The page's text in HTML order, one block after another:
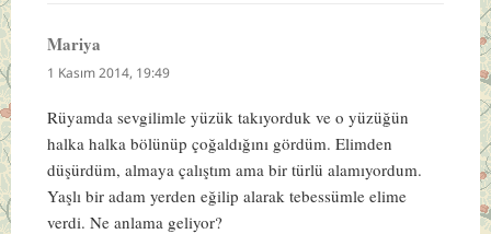
Mariya
ki:
1 Kasım 2014, 19:49
Rüyamda sevgilimle yüzük takıyorduk ve o yüzüğün
halka halka bölünüp çoğaldığını gördüm. Elimden
düşürdüm, almaya çalıştım ama bir türlü alamıyordum.
Yaşlı bir adam yerden eğilip alarak tebessümle elime
verdi. Ne anlama geliyor?